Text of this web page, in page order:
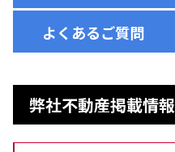
よくあるご質問
弊社不動産掲載情報